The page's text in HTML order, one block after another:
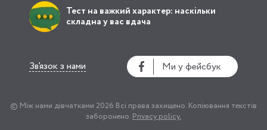
Тест на важкий характер: наскільки
складна у вас вдача
Ми у фейсбук
Зв’язок з нами
© Між нами дівчатками 2026 Всі права захищено. Копіювання текстів
заборонено.Privacy policy.